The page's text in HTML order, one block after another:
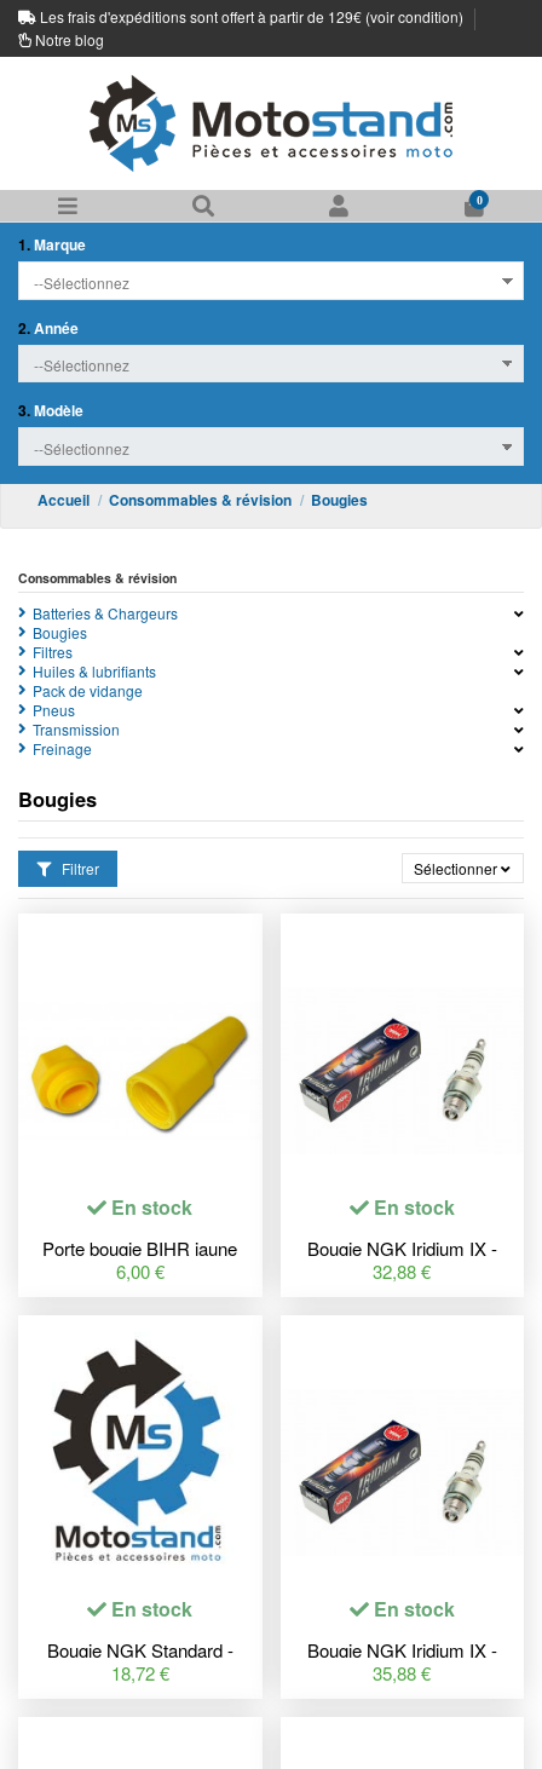
Les frais d'expéditions sont offert à partir de 129€ (voir condition)
Notre blog
0
1.Marque
2.Année
3.Modèle
Accueil Consommables & révision Bougies
Bougies
Filtrer Sélectionner
En stock
Porte bougie BIHR jaune
6,00 €
En stock
Bougie NGK Iridium IX -
DCR8EIX
32,88 €
En stock
Bougie NGK Standard -
BR9ECS
18,72 €
En stock
Bougie NGK Iridium IX -
BPR7EIX
35,88 €
Consommables & révision
Batteries & Chargeurs
Bougies
Filtres
Huiles & lubrifiants
Pack de vidange
Pneus
Transmission
Freinage